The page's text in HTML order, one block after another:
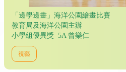
「邊學邊畫」海洋公園繪畫比賽
教育局及海洋公園主辦
小學組優異獎 5A 曾樂仁
視藝